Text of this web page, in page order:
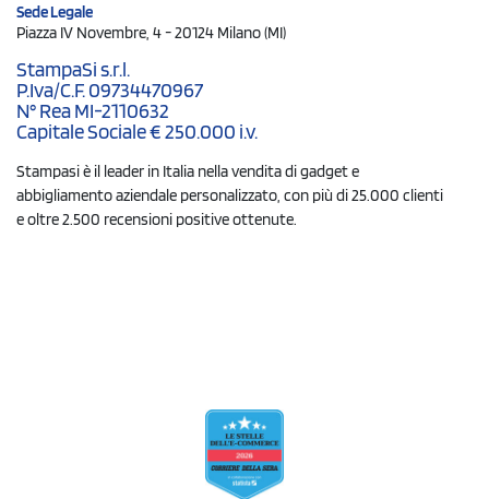
Sede Legale
Piazza IV Novembre, 4 - 20124 Milano (MI)
StampaSi s.r.l.
P.Iva/C.F. 09734470967
N° Rea MI-2110632
Capitale Sociale € 250.000 i.v.
Stampasi è il leader in Italia nella vendita di gadget e
abbigliamento aziendale personalizzato, con più di 25.000 clienti
e oltre 2.500 recensioni positive ottenute.